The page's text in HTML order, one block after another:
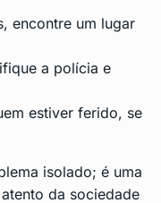
encontre um lugar
a polícia e
estiver ferido, se
isolado; é uma
da sociedade